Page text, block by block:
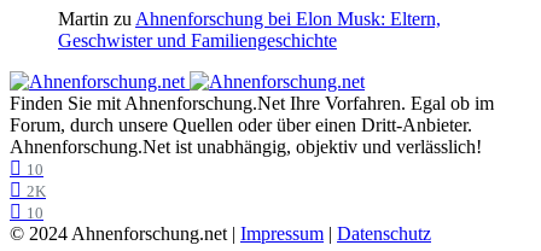
Martin zuAhnenforschung bei Elon Musk: Eltern,
Geschwister und Familiengeschichte
Finden Sie mit Ahnenforschung.Net Ihre Vorfahren. Egal ob im
Forum, durch unsere Quellen oder über einen Dritt-Anbieter.
Ahnenforschung.Net ist unabhängig, objektiv und verlässlich!
10
2K
10
© 2024 Ahnenforschung.net | Impressum Datenschutz